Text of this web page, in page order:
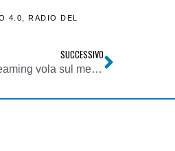
4.0
RADIO DEL
SUCCESSIVO
SOD. Spotify allarga servizi free; lo streaming vola sul mercato discografico